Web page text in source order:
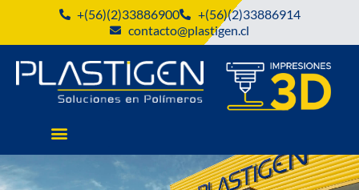
+(56)(2)33886900
+(56)(2)33886914
contacto@plastigen.cl